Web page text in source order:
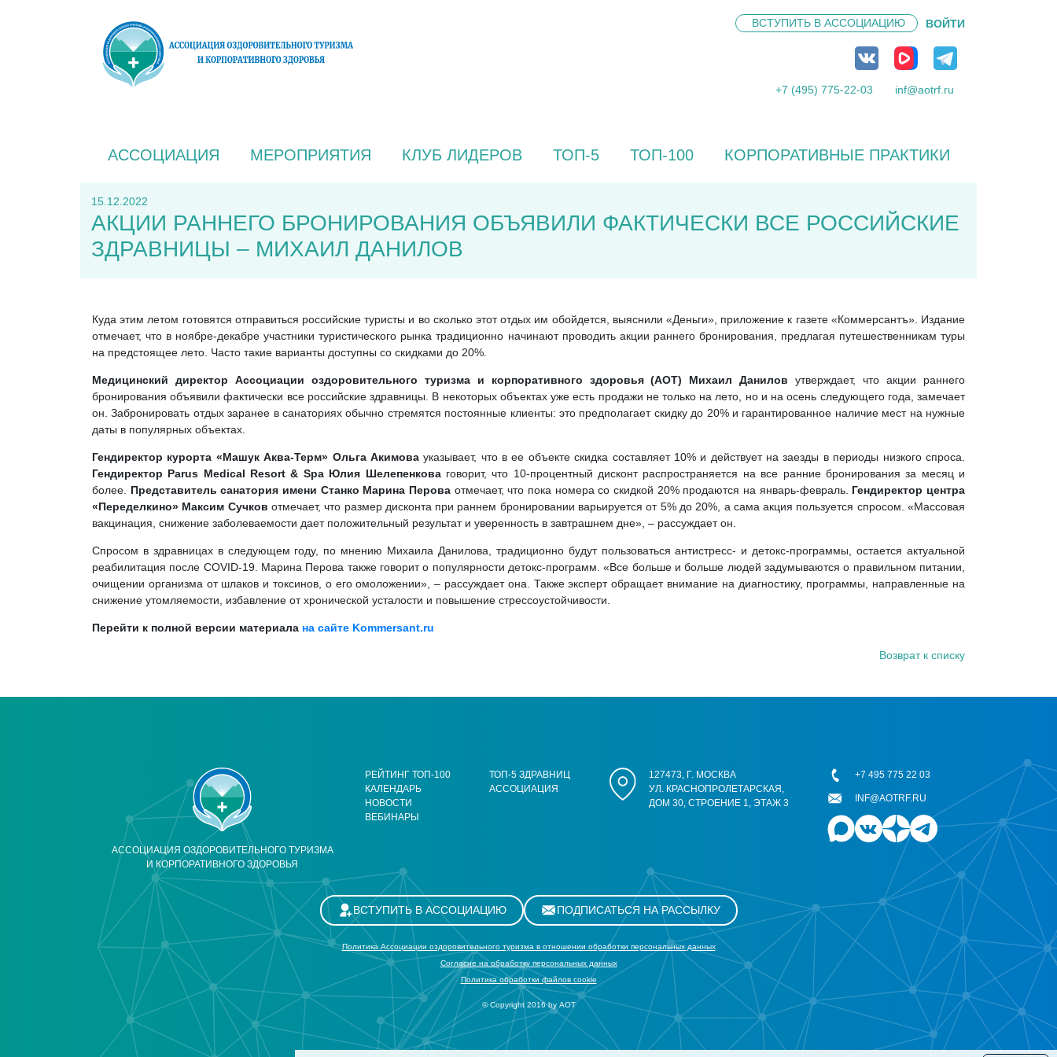
ВСТУПИТЬ В АССОЦИАЦИЮ ВОЙТИ
+7 (495) 775-22-03 inf@aotrf.ru
АССОЦИАЦИЯ МЕРОПРИЯТИЯ КЛУБ ЛИДЕРОВ ТОП-5 ТОП-100 КОРПОРАТИВНЫЕ ПРАКТИКИ
15.12.2022
АКЦИИ РАННЕГО БРОНИРОВАНИЯ ОБЪЯВИЛИ ФАКТИЧЕСКИ ВСЕ РОССИЙСКИЕ
ЗДРАВНИЦЫ – МИХАИЛ ДАНИЛОВ
Куда этим летом готовятся отправиться российские туристы и во сколько этот отдых им обойдется, выяснили «Деньги», приложение к газете «Коммерсантъ». Издание
отмечает, что в ноябре-декабре участники туристического рынка традиционно начинают проводить акции раннего бронирования, предлагая путешественникам туры
на предстоящее лето. Часто такие варианты доступны со скидками до 20%.
Медицинский директор Ассоциации оздоровительного туризма и корпоративного здоровья (АОТ) Михаил Даниловутверждает, что акции раннего
бронирования объявили фактически все российские здравницы. В некоторых объектах уже есть продажи не только на лето, но и на осень следующего года, замечает
он. Забронировать отдых заранее в санаториях обычно стремятся постоянные клиенты: это предполагает скидку до 20% и гарантированное наличие мест на нужные
даты в популярных объектах.
Гендиректор курорта «Машук Аква-Терм» Ольга Акимовауказывает, что в ее объекте скидка составляет 10% и действует на заезды в периоды низкого спроса.
Гендиректор Parus Medical Resort & Spa Юлия Шелепенкова говорит, что 10-процентный дисконт распространяется на все ранние бронирования за месяц и
более. Представитель санатория имени Станко Марина Перова отмечает, что пока номера со скидкой 20% продаются на январь-февраль. Гендиректор центра
«Переделкино» Максим Сучков отмечает, что размер дисконта при раннем бронировании варьируется от 5% до 20%, а сама акция пользуется спросом. «Массовая
вакцинация, снижение заболеваемости дает положительный результат и уверенность в завтрашнем дне», – рассуждает он.
Спросом в здравницах в следующем году, по мнению Михаила Данилова, традиционно будут пользоваться антистресс- и детокс-программы, остается актуальной
реабилитация после COVID-19. Марина Перова также говорит о популярности детокс-программ. «Все больше и больше людей задумываются о правильном питании,
очищении организма от шлаков и токсинов, о его омоложении», – рассуждает она. Также эксперт обращает внимание на диагностику, программы, направленные на
снижение утомляемости, избавление от хронической усталости и повышение стрессоустойчивости.
Перейти к полной версии материала на сайте Kommersant.ru
Возврат к списку
АССОЦИАЦИЯ ОЗДОРОВИТЕЛЬНОГО ТУРИЗМА
И КОРПОРАТИВНОГО ЗДОРОВЬЯ
РЕЙТИНГ ТОП-100
КАЛЕНДАРЬ
НОВОСТИ
ВЕБИНАРЫ
ТОП-5 ЗДРАВНИЦ
АССОЦИАЦИЯ
127473, Г. МОСКВА
УЛ. КРАСНОПРОЛЕТАРСКАЯ,
ДОМ 30, СТРОЕНИЕ 1, ЭТАЖ 3
+7 495 775 22 03
INF@AOTRF.RU
ВСТУПИТЬ В АССОЦИАЦИЮ ПОДПИСАТЬСЯ НА РАССЫЛКУ
Политика Ассоциации оздоровительного туризма в отношении обработки персональных данных
Cогласие на обработку персональных данных
Политика обработки файлов cookie
© Copyright 2016 by АОТ